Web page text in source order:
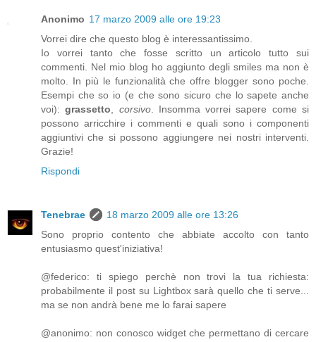
Anonimo 17 marzo 2009 alle ore 19:23
Vorrei dire che questo blog è interessantissimo.
Io vorrei tanto che fosse scritto un articolo tutto sui
commenti. Nel mio blog ho aggiunto degli smiles ma non è
molto. In più le funzionalità che offre blogger sono poche.
Esempi che so io (e che sono sicuro che lo sapete anche
voi):grassetto corsivo. Insomma vorrei sapere come si
possono arricchire i commenti e quali sono i componenti
aggiuntivi che si possono aggiungere nei nostri interventi.
Grazie!
Rispondi
Tenebrae
18 marzo 2009 alle ore 13:26
Sono proprio contento che abbiate accolto con tanto
entusiasmo quest'iniziativa!
@federico: ti spiego perchè non trovi la tua richiesta:
probabilmente il post su Lightbox sarà quello che ti serve...
ma se non andrà bene me lo farai sapere
@anonimo: non conosco widget che permettano di cercare